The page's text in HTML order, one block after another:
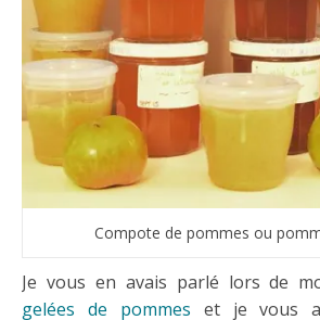
Compote de pommes ou
Je vous en avais parlé lors de
gelées de pommes et je vous